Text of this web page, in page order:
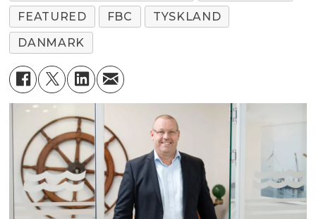
FEATURED
FBC
TYSKLAND
DANMARK